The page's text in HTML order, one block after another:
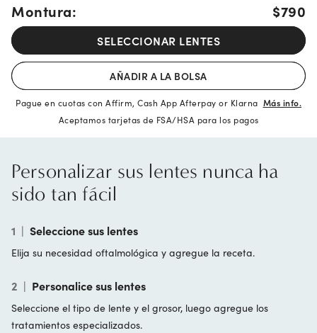
Montura: $790
SELECCIONAR LENTES
AÑADIR A LA BOLSA
Pague en cuotas con Affirm, Cash App Afterpay or Klarna Más info.
Aceptamos tarjetas de FSA/HSA para los pagos
Personalizar sus lentes nunca ha
sido tan fácil
1 | Seleccione sus lentes
Elija su necesidad oftalmológica y agregue la receta.
2 | Personalice sus lentes
Seleccione el tipo de lente y el grosor, luego agregue los
tratamientos especializados.